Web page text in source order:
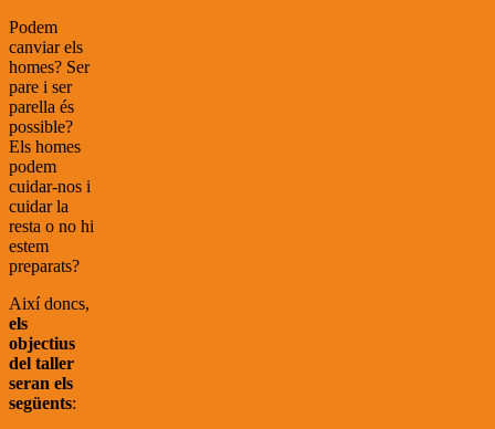
Podem
canviar els
homes? Ser
pare i ser
parella és
possible?
Els homes
podem
cuidar-nos i
cuidar la
resta o no hi
estem
preparats?
Així doncs,
els
objectius
del taller
seran els
següents: